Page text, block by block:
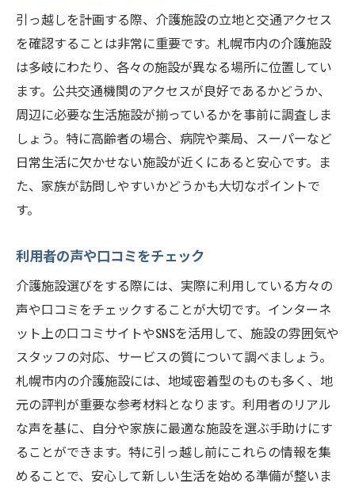
引っ越しを計画する際、介護施設の立地と交通アクセス
を確認することは非常に重要です。札幌市内の介護施設
は多岐にわたり、各々の施設が異なる場所に位置してい
ます。公共交通機関のアクセスが良好であるかどうか、
周辺に必要な生活施設が揃っているかを事前に調査しま
しょう。特に高齢者の場合、病院や薬局、スーパーなど
日常生活に欠かせない施設が近くにあると安心です。ま
た、家族が訪問しやすいかどうかも大切なポイントで
す。
利用者の声や口コミをチェック
介護施設選びをする際には、実際に利用している方々の
声や口コミをチェックすることが大切です。インターネ
ット上の口コミサイトやSNSを活用して、施設の雰囲気や
スタッフの対応、サービスの質について調べましょう。
札幌市内の介護施設には、地域密着型のものも多く、地
元の評判が重要な参考材料となります。利用者のリアル
な声を基に、自分や家族に最適な施設を選ぶ手助けにす
ることができます。特に引っ越し前にこれらの情報を集
めることで、安心して新しい生活を始める準備が整いま